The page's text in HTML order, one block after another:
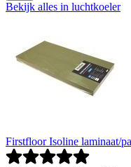
Bekijk alles in luchtkoeler
Firstfloor Isoline laminaat/